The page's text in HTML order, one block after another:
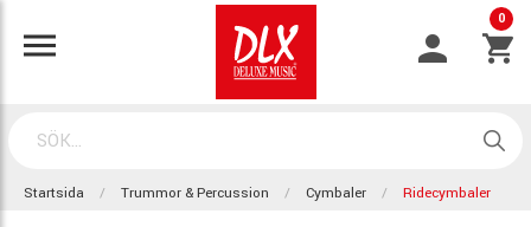
0
Startsida Trummor & Percussion Cymbaler Ridecymbaler